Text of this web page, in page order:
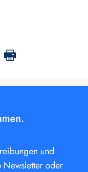
und
Newsletter oder